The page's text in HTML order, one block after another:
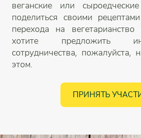
веганские или
поделиться своими
перехода на
хотите предложить
сотрудничества, пожалуйста,
этом.
ПРИНЯТЬ